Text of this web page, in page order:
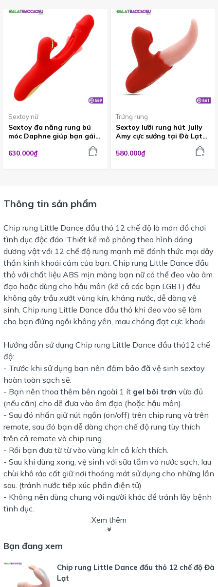
Sextoy nữ
Sextoy đa năng rung bú
móc Daphne giúp bạn gái
DVG559
630.000₫
Trứng rung
Sextoy lưỡi rung hút Jully
Amy cực sướng tại Đà Lạt
580.000₫
Thông tin sản phẩm
Chip rung Little Dance đầu thỏ 12 chế độ là món đồ chơi
tình dục độc đáo. Thiết kế mô phỏng theo hình dáng
dương vật với 12 chế độ rung mạnh mẽ đánh thức mọi dây
thần kinh khoái cảm của bạn. Chip rung Little Dance đầu
thỏ với chất liệu ABS mịn màng bạn nữ có thể đeo vào âm
đạo hoặc dùng cho hậu môn (kể cả các bạn LGBT) đều
không gây trầu xướt vùng kín, kháng nước, dễ dàng vệ
sinh. Chip rung Little Dance đầu thỏ khi đeo vào sẽ làm
cho bạn đứng ngồi không yên, mau chóng đạt cực khoái.
Hướng dẫn sử dụng Chip rung Little Dance đầu thỏ12 chế
độ:
- Trước khi sử dụng bạn nên đảm bảo đã vệ sinh sextoy
hoàn toàn sạch sẽ.
- Bạn nên thoa thêm bên ngoài 1 ít gel bôi trơn vừa đủ
(nếu cần) cho dễ đưa vào âm đạo (hoặc hậu môn).
- Sau đó nhấn giữ nút ngồn (on/off) trên chip rung và trên
remote, sau đó bạn dễ dàng chọn chế độ rung tùy thích
trên cả remote và chip rung.
- Rồi bạn đưa từ từ vào vùng kín cầ kích thích.
- Sau khi dùng xong, vệ sinh với sữa tắm và nước sạch, lau
chùi khô ráo cất giữ nơi thoáng mát sử dụng cho những lần
sau. (tránh nước tiếp xúc phần điện tử)
- Không nên dùng chung với người khác để tránh lây bệnh
tình dục.
Xem thêm
Bạn đang xem
Chip rung Little Dance đầu thỏ 12 chế độ Đà
Lạt